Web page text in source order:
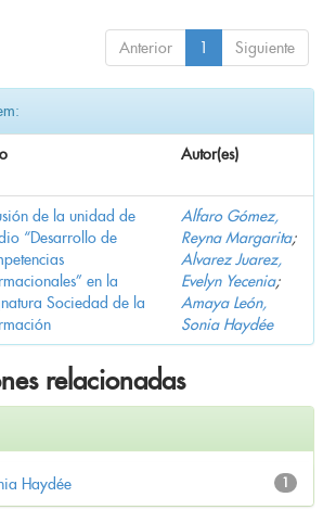
Anterior 1 Siguiente
Autor(es)
de la unidad de
“Desarrollo de
en la
Sociedad de la
Alfaro Gómez,
Reyna Margarita;
Alvarez Juarez,
Evelyn Yecenia;
Amaya León,
Sonia Haydée
relacionadas
1
Haydée